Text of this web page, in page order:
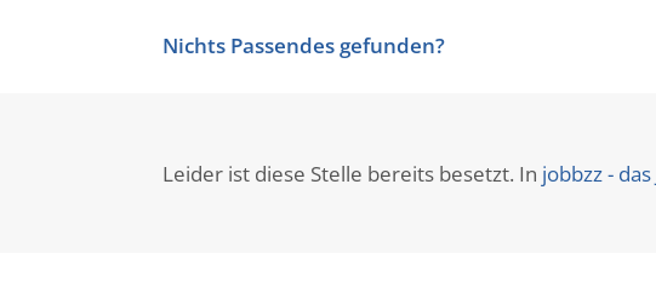
Nichts Passendes gefunden?
Leider ist diese Stelle bereits besetzt. In jobbzz -